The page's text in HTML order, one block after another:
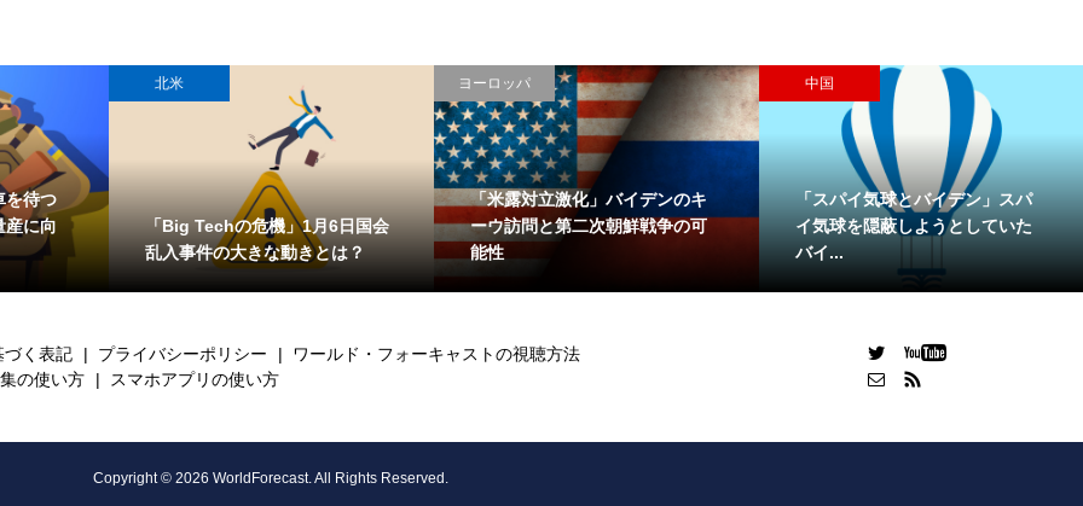
を待つ
産に向
北米
「Big Techの危機」1月6日国会
乱入事件の大きな動きとは？
ヨーロッパ
「米露対立激化」バイデンのキ
ーウ訪問と第二次朝鮮戦争の可
能性
中国
「スパイ気球とバイデン」スパ
イ気球を隠蔽しようとしていた
バイ...
づく表記 プライバシーポリシー
ワールド・フォーキャストの視聴方法
の使い方
スマホアプリの使い方
Copyright © 2026 WorldForecast. All Rights Reserved.